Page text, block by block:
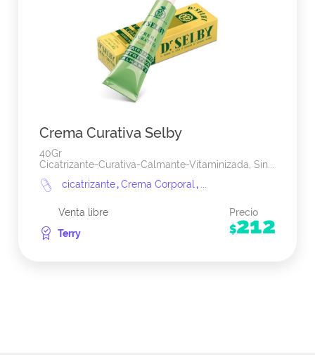
Crema Curativa Selby
40Gr
Cicatrizante-Curativa-Calmante-Vitaminizada, Sin...
cicatrizante,Crema Corporal,
Venta libre
Terry
Precio
$212